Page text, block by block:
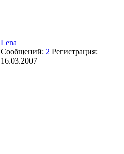
Lena
Сообщений: 2 Регистрация:
16.03.2007